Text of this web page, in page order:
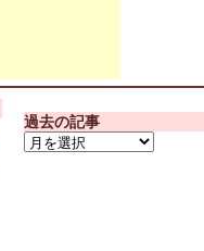
過去の記事